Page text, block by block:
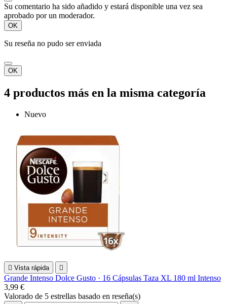
Su comentario ha sido añadido y estará disponible una vez sea
aprobado por un moderador.
OK
Su reseña no pudo ser enviada
OK
4 productos más en la misma categoría
Nuevo
 Vista rápida 
Grande Intenso Dolce Gusto · 16 Cápsulas Taza XL 180 ml Intenso
3,99 €
Valorado de 5 estrellas basado en reseña(s)